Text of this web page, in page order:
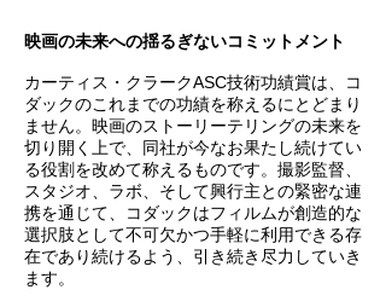
映画の未来への揺るぎないコミットメント
カーティス・クラークASC技術功績賞は、コ
ダックのこれまでの功績を称えるにとどまり
ません。映画のストーリーテリングの未来を
切り開く上で、同社が今なお果たし続けてい
る役割を改めて称えるものです。撮影監督、
スタジオ、ラボ、そして興行主との緊密な連
携を通じて、コダックはフィルムが創造的な
選択肢として不可欠かつ手軽に利用できる存
在であり続けるよう、引き続き尽力していき
ます。